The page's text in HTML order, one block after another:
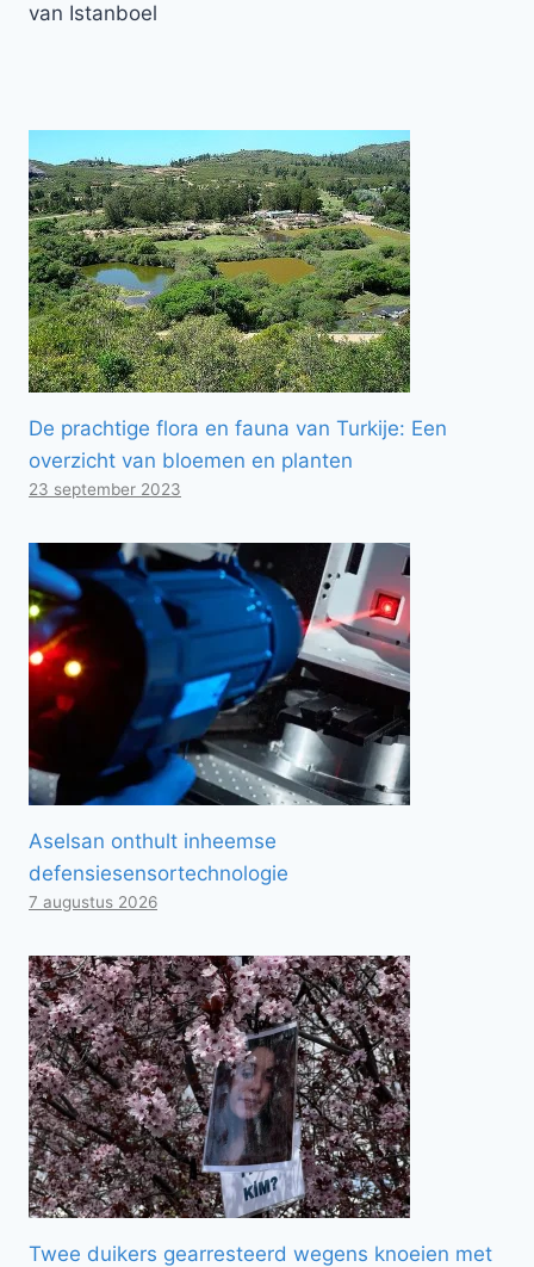
van Istanboel
De prachtige flora en fauna van Turkije: Een
overzicht van bloemen en planten
23 september 2023
Aselsan onthult inheemse
defensiesensortechnologie
7 augustus 2026
Twee duikers gearresteerd wegens knoeien met